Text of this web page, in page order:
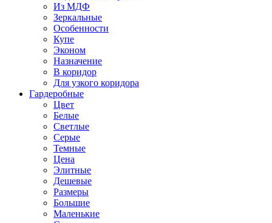
Из МДФ
Зеркальные
Особенности
Купе
Эконом
Назначение
В коридор
Для узкого коридора
Гардеробные
Цвет
Белые
Светлые
Серые
Темные
Цена
Элитные
Дешевые
Размеры
Большие
Маленькие